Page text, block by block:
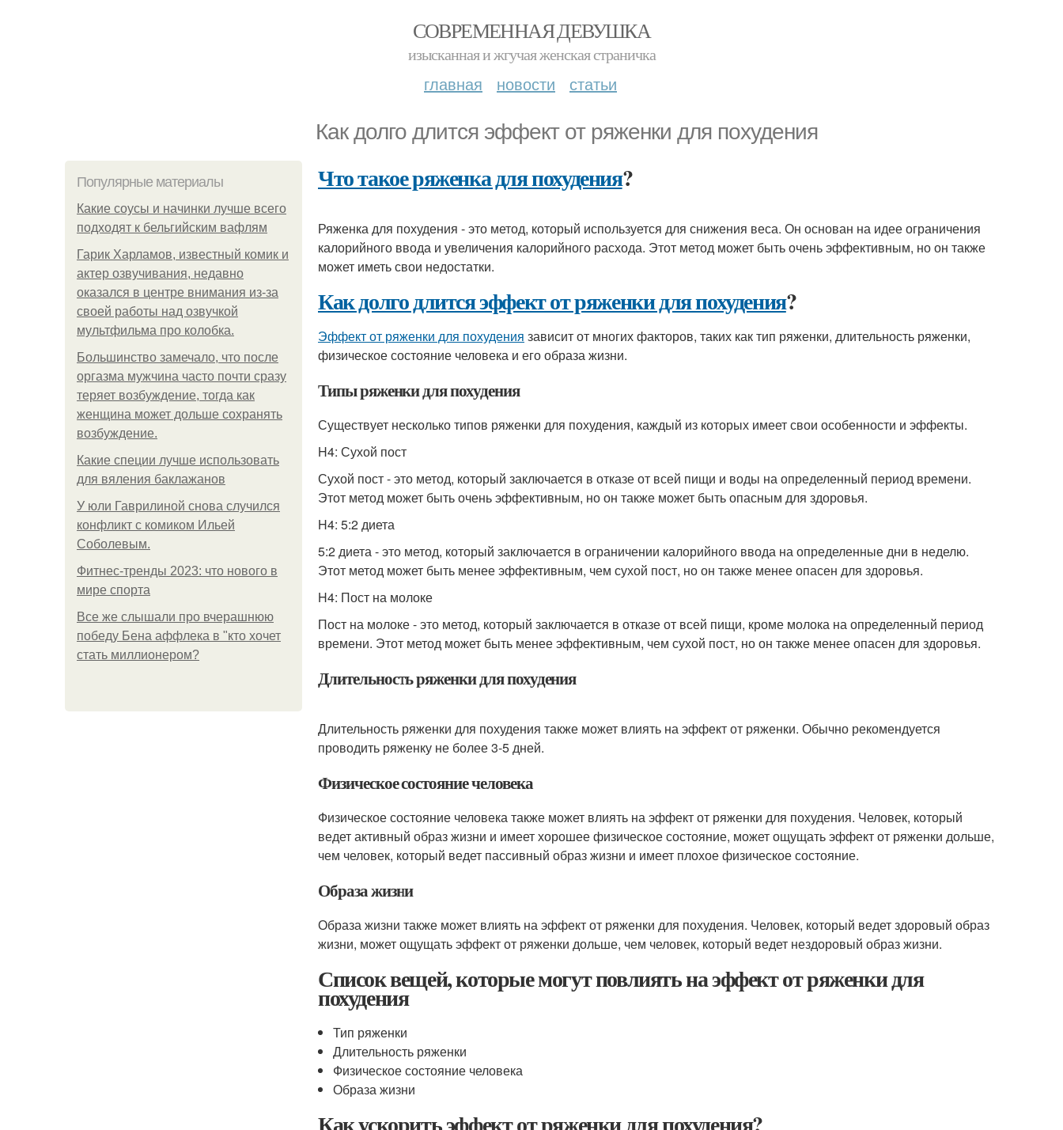
СОВРЕМЕННАЯ ДЕВУШКА
изысканная и жгучая женская страничка
главная новости статьи
Как долго длится эффект от ряженки для похудения
Популярные материалы
Какие соусы и начинки лучше всего
подходят к бельгийским вафлям
Гарик Харламов, известный комик и
актер озвучивания, недавно
оказался в центре внимания из-за
своей работы над озвучкой
мультфильма про колобка.
Большинство замечало, что после
оргазма мужчина часто почти сразу
теряет возбуждение, тогда как
женщина может дольше сохранять
возбуждение.
Какие специи лучше использовать
для вяления баклажанов
У юли Гаврилиной снова случился
конфликт с комиком Ильей
Соболевым.
Фитнес-тренды 2023: что нового в
мире спорта
Все же слышали про вчерашнюю
победу Бена аффлека в "кто хочет
стать миллионером?
Что такое ряженка для похудения?
Ряженка для похудения - это метод, который используется для снижения веса. Он основан на идее ограничения
калорийного ввода и увеличения калорийного расхода. Этот метод может быть очень эффективным, но он также
может иметь свои недостатки.
Как долго длится эффект от ряженки для похудения?
Эффект от ряженки для похудения зависит от многих факторов, таких как тип ряженки, длительность ряженки,
физическое состояние человека и его образа жизни.
Типы ряженки для похудения
Существует несколько типов ряженки для похудения, каждый из которых имеет свои особенности и эффекты.
H4: Сухой пост
Сухой пост - это метод, который заключается в отказе от всей пищи и воды на определенный период времени.
Этот метод может быть очень эффективным, но он также может быть опасным для здоровья.
H4: 5:2 диета
5:2 диета - это метод, который заключается в ограничении калорийного ввода на определенные дни в неделю.
Этот метод может быть менее эффективным, чем сухой пост, но он также менее опасен для здоровья.
H4: Пост на молоке
Пост на молоке - это метод, который заключается в отказе от всей пищи, кроме молока на определенный период
времени. Этот метод может быть менее эффективным, чем сухой пост, но он также менее опасен для здоровья.
Длительность ряженки для похудения
Длительность ряженки для похудения также может влиять на эффект от ряженки. Обычно рекомендуется
проводить ряженку не более 3-5 дней.
Физическое состояние человека
Физическое состояние человека также может влиять на эффект от ряженки для похудения. Человек, который
ведет активный образ жизни и имеет хорошее физическое состояние, может ощущать эффект от ряженки дольше,
чем человек, который ведет пассивный образ жизни и имеет плохое физическое состояние.
Образа жизни
Образа жизни также может влиять на эффект от ряженки для похудения. Человек, который ведет здоровый образ
жизни, может ощущать эффект от ряженки дольше, чем человек, который ведет нездоровый образ жизни.
Список вещей, которые могут повлиять на эффект от ряженки для
похудения
Тип ряженки
Длительность ряженки
Физическое состояние человека
Образа жизни